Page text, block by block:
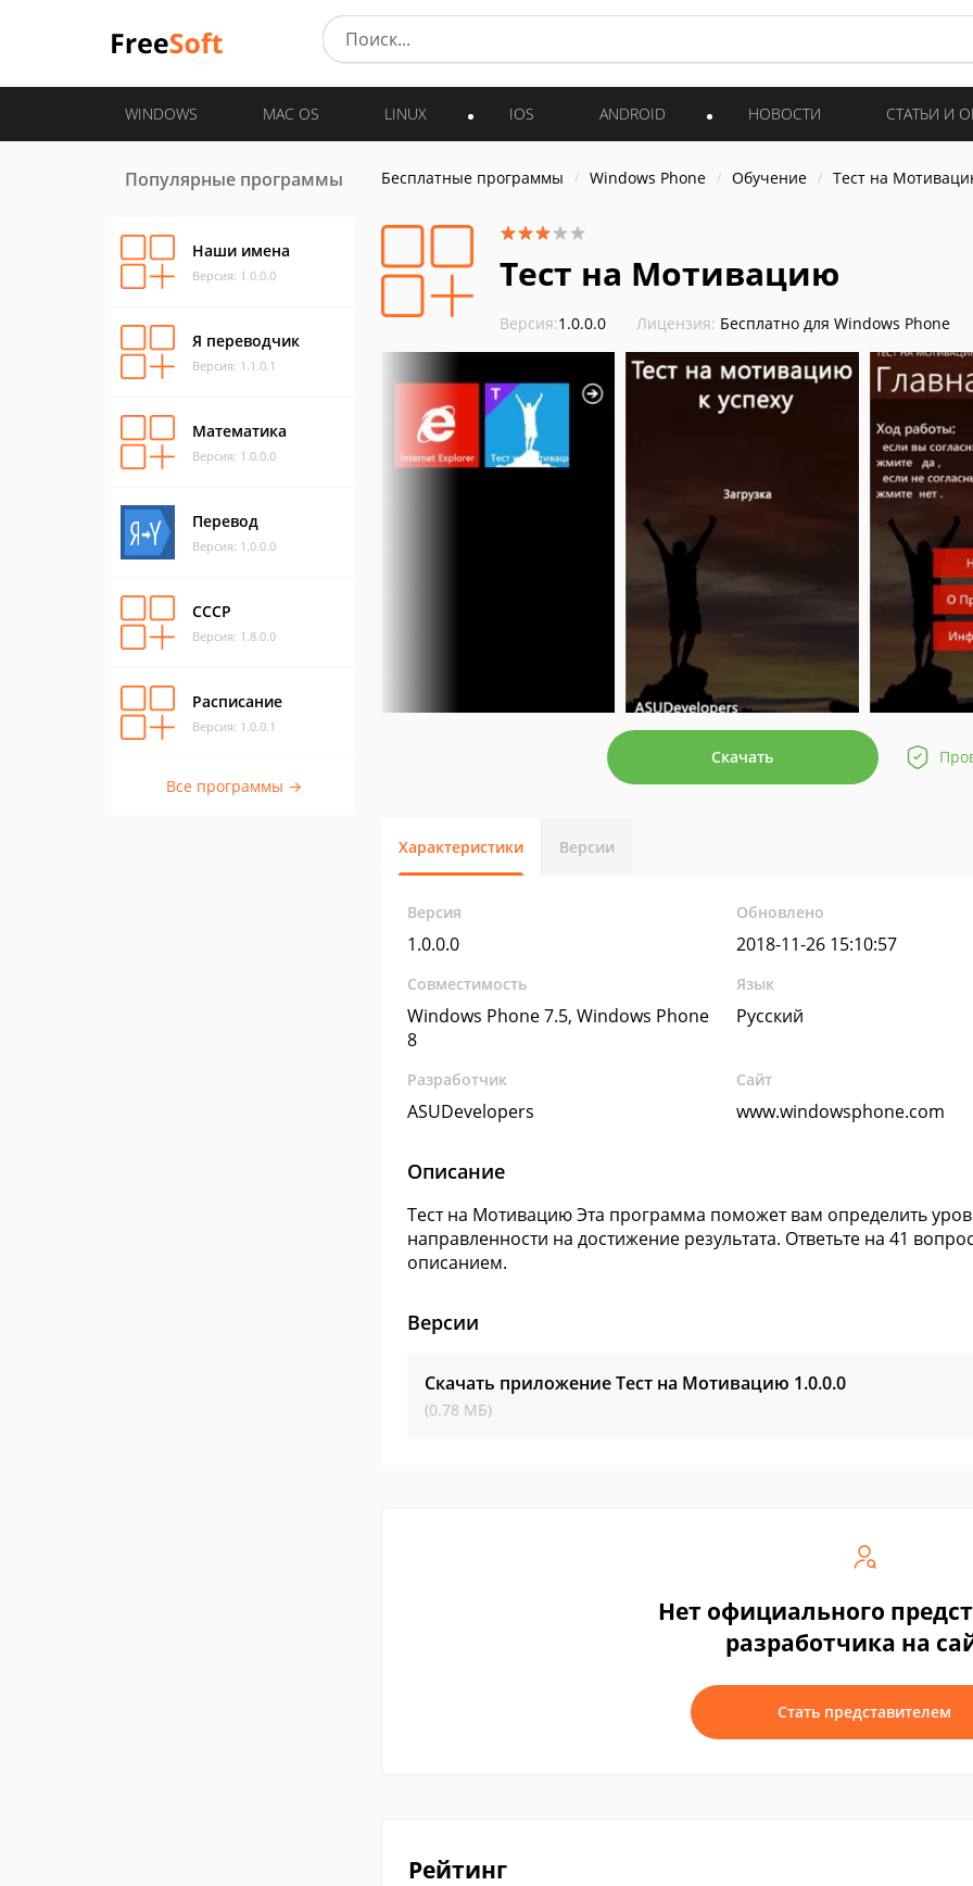
WINDOWS MAC OS LINUX IOS ANDROID НОВОСТИ СТАТЬИ И
Популярные программы
Наши имена
Версия: 1.0.0.0
Я переводчик
Версия: 1.1.0.1
Математика
Версия: 1.0.0.0
Перевод
Версия: 1.0.0.0
СССР
Версия: 1.8.0.0
Расписание
Версия: 1.0.0.1
Все программы →
Бесплатные программы Windows Phone Обучение Тест на
Тест на Мотивацию
Версия:1.0.0.0 Лицензия: Бесплатно для Windows Phone
Скачать
Характеристики Версии
Версия
1.0.0.0
Обновлено
2018-11-26 15:10:57
Совместимость
Windows Phone 7.5, Windows Phone
8
Язык
Русский
Разработчик
ASUDevelopers
Сайт
www.windowsphone.com
Описание
Тест на Мотивацию Эта программа поможет вам определить
направленности на достижение результата. Ответьте на 41
описанием.
Версии
Скачать приложение Тест на Мотивацию 1.0.0.0
(0.78 МБ)
Нет официального
разработчика на
Стать представителем
Рейтинг